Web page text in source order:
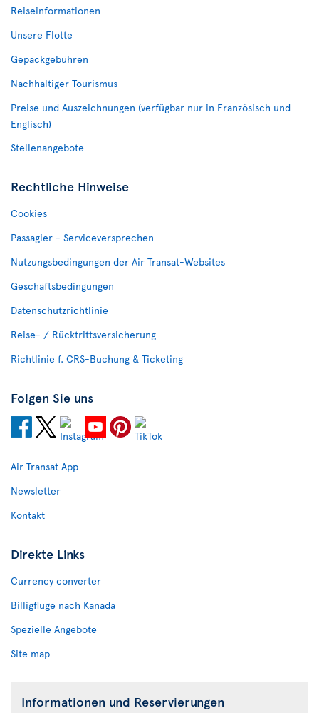
Reiseinformationen
Unsere Flotte
Gepäckgebühren
Nachhaltiger Tourismus
Preise und Auszeichnungen (verfügbar nur in Französisch und
Englisch)
Stellenangebote
Rechtliche Hinweise
Cookies
Passagier - Serviceversprechen
Nutzungsbedingungen der Air Transat-Websites
Geschäftsbedingungen
Datenschutzrichtlinie
Reise- / Rücktrittsversicherung
Richtlinie f. CRS-Buchung & Ticketing
Folgen Sie uns
Air Transat App
Newsletter
Kontakt
Direkte Links
Currency converter
Billigflüge nach Kanada
Spezielle Angebote
Site map
Informationen und Reservierungen